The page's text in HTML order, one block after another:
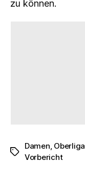
zu können.
Schlagwörter
Damen, Oberliga
Vorbericht